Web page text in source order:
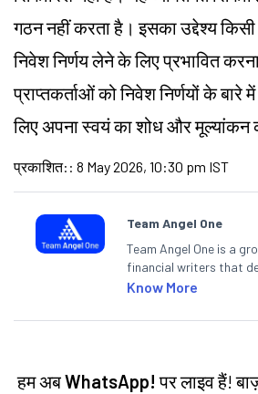
गठन नहीं करता है। इसका उद्देश्य किसी
निवेश निर्णय लेने के लिए प्रभावित
प्राप्तकर्ताओं को निवेश निर्णयों के बारे
लिए अपना स्वयं का शोध और मूल्यांकन
प्रकाशित: : 8 May 2026, 10:30 pm IST
Team Angel One
Team Angel One is a
financial writers that
articles on the stock
categories.
Know More
हम अबWhatsApp! पर लाइव हैं!